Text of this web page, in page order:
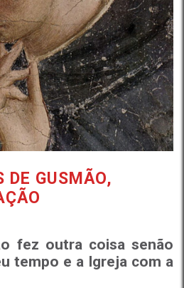
DE GUSMÃO,
fez outra coisa senão
tempo e a Igreja com a